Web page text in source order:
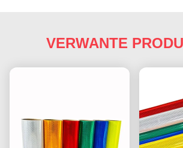
VERWANTE